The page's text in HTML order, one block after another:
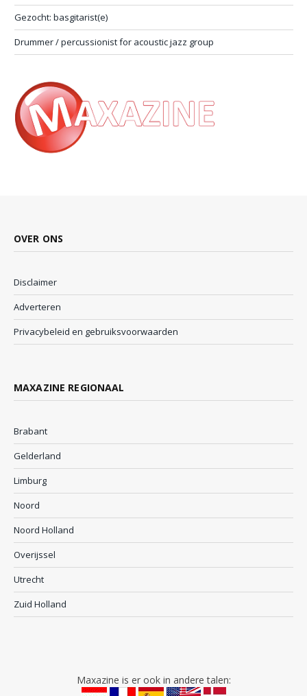
Gezocht: basgitarist(e)
Drummer / percussionist for acoustic jazz group
OVER ONS
Disclaimer
Adverteren
Privacybeleid en gebruiksvoorwaarden
MAXAZINE REGIONAAL
Brabant
Gelderland
Limburg
Noord
Noord Holland
Overijssel
Utrecht
Zuid Holland
Maxazine is er ook in andere talen: